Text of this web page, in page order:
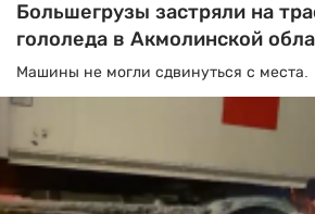
Большегрузы застряли на
гололеда в Акмолинской
Машины не могли сдвинуться с места.